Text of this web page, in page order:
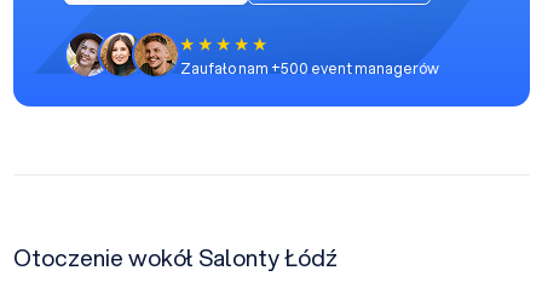
Zaufało nam +500 event managerów
Otoczenie wokół Salonty Łódź